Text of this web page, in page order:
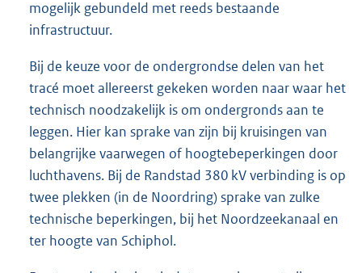
mogelijk gebundeld met reeds bestaande
infrastructuur.
Bij de keuze voor de ondergrondse delen van het
tracé moet allereerst gekeken worden naar waar het
technisch noodzakelijk is om ondergronds aan te
leggen. Hier kan sprake van zijn bij kruisingen van
belangrijke vaarwegen of hoogtebeperkingen door
luchthavens. Bij de Randstad 380 kV verbinding is op
twee plekken (in de Noordring) sprake van zulke
technische beperkingen, bij het Noordzeekanaal en
ter hoogte van Schiphol.